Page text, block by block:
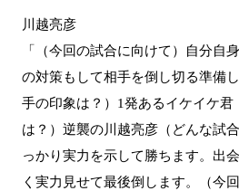
川越亮彦
「（今回の試合に向けて）自分自
の対策もして相手を倒し切る準備
手の印象は？）1発あるイケイケ君
は？）逆襲の川越亮彦（どんな試
っかり実力を示して勝ちます。出
く実力見せて最後倒します。（今